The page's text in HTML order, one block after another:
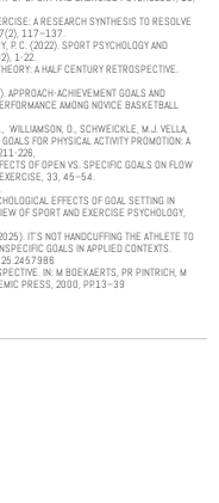
A RESEARCH SYNTHESIS TO RESOLVE
17(2), 117–137.
P. C. (2022). SPORT PSYCHOLOGY AND
1-22.
A HALF CENTURY RETROSPECTIVE.
ACHIEVEMENT GOALS AND
AMONG NOVICE BASKETBALL
WILLIAMSON, O., SCHWEICKLE, M.J. VELLA,
FOR PHYSICAL ACTIVITY PROMOTION: A
211-226,
OF OPEN VS. SPECIFIC GOALS ON FLOW
EXERCISE, 33, 45–54.
EFFECTS OF GOAL SETTING IN
OF SPORT AND EXERCISE PSYCHOLOGY,
IT’S NOT HANDCUFFING THE ATHLETE TO
GOALS IN APPLIED CONTEXTS.
IN: M BOEKAERTS, PR PINTRICH, M
PRESS, 2000, PP.13–39